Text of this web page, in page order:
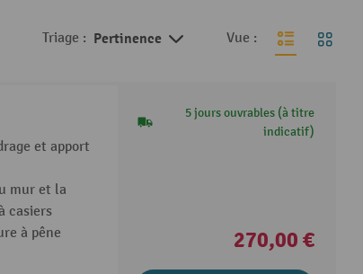
Triage : Pertinence Vue :
et apport
mur et la
casiers
à pêne
5 jours ouvrables (à titre
indicatif)
270,00 €